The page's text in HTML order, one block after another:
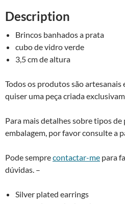
:
Description
Brincos banhados a prata
cubo de vidro verde
3,5 cm de altura
Todos os produtos são artesanais
quiser uma peça criada
Para mais detalhes sobre tipos
embalagem, por favor consulte a
Pode semprecontactar-me para
dúvidas. –
Silver plated earrings